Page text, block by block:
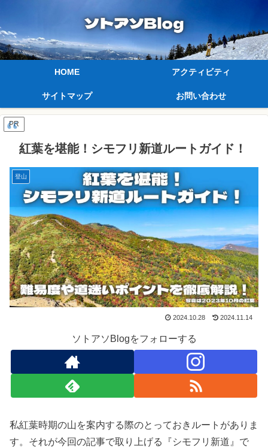
HOME アクティビティ
サイトマップ お問い合わせ
PR
紅葉を堪能！シモフリ新道ルートガイド！
登山
2024.10.28 2024.11.14
ソトアソBlogをフォローする
私紅葉時期の山を案内する際のとっておきルートがありま
す。それが今回の記事で取り上げる『シモフリ新道』で